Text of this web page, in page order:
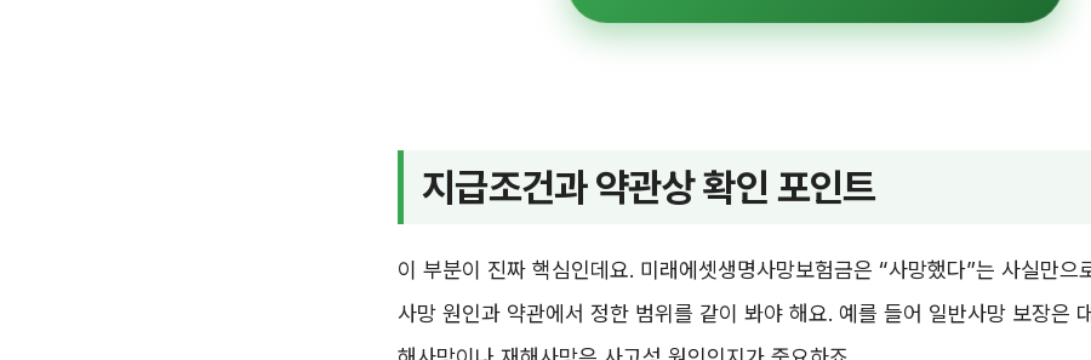
지급조건과 약관상 확인 포인트
이 부분이 진짜 핵심인데요. 미래에셋생명사망보험금은 “사망했다”는 사실만으
사망 원인과 약관에서 정한 범위를 같이 봐야 해요. 예를 들어 일반사망 보장은